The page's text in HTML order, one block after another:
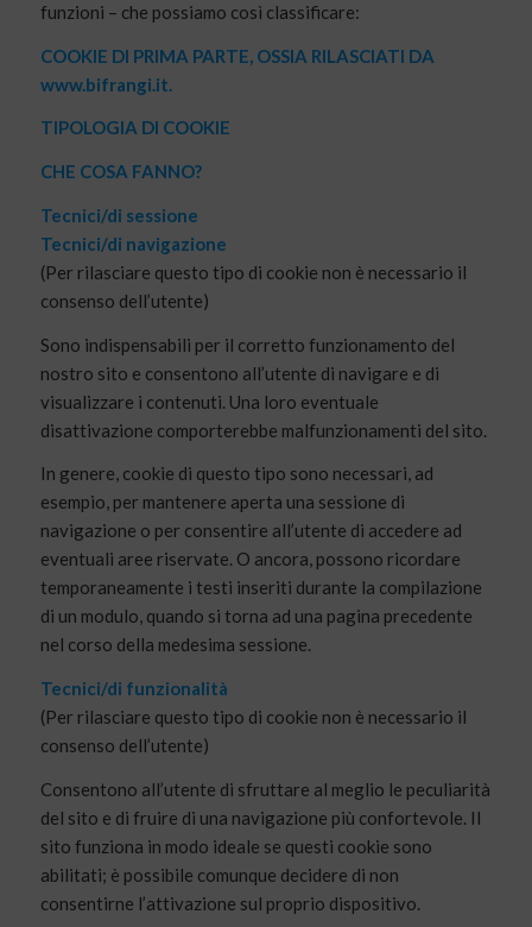
funzioni – che possiamo così classificare:
COOKIE DI PRIMA PARTE, OSSIA RILASCIATI DA
www.bifrangi.it.
TIPOLOGIA DI COOKIE
CHE COSA FANNO?
Tecnici/di sessione
Tecnici/di navigazione
(Per rilasciare questo tipo di cookie non è necessario il
consenso dell’utente)
Sono indispensabili per il corretto funzionamento del
nostro sito e consentono all’utente di navigare e di
visualizzare i contenuti. Una loro eventuale
disattivazione comporterebbe malfunzionamenti del sito.
In genere, cookie di questo tipo sono necessari, ad
esempio, per mantenere aperta una sessione di
navigazione o per consentire all’utente di accedere ad
eventuali aree riservate. O ancora, possono ricordare
temporaneamente i testi inseriti durante la compilazione
di un modulo, quando si torna ad una pagina precedente
nel corso della medesima sessione.
Tecnici/di funzionalità
(Per rilasciare questo tipo di cookie non è necessario il
consenso dell’utente)
Consentono all’utente di sfruttare al meglio le peculiarità
del sito e di fruire di una navigazione più confortevole. Il
sito funziona in modo ideale se questi cookie sono
abilitati; è possibile comunque decidere di non
consentirne l’attivazione sul proprio dispositivo.